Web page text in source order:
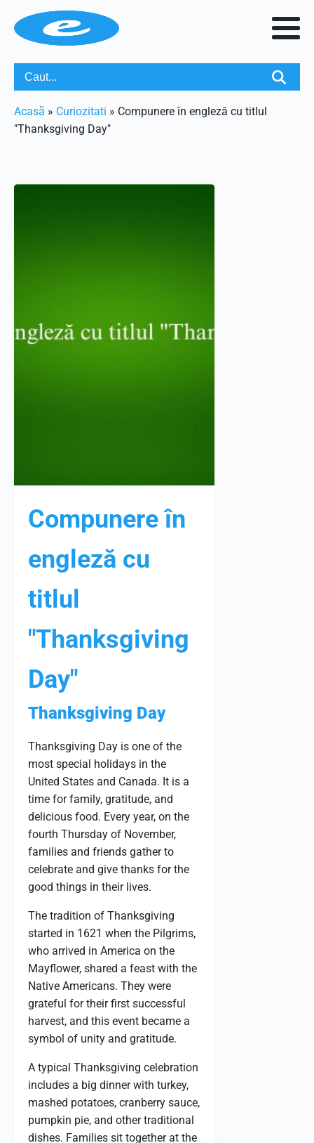
Acasã » Curiozitati » Compunere în engleză cu titlul
"Thanksgiving Day"
Compunere în
engleză cu
titlul
"Thanksgiving
Day"
Thanksgiving Day
Thanksgiving Day is one of the
most special holidays in the
United States and Canada. It is a
time for family, gratitude, and
delicious food. Every year, on the
fourth Thursday of November,
families and friends gather to
celebrate and give thanks for the
good things in their lives.
The tradition of Thanksgiving
started in 1621 when the Pilgrims,
who arrived in America on the
Mayflower, shared a feast with the
Native Americans. They were
grateful for their first successful
harvest, and this event became a
symbol of unity and gratitude.
A typical Thanksgiving celebration
includes a big dinner with turkey,
mashed potatoes, cranberry sauce,
pumpkin pie, and other traditional
dishes. Families sit together at the